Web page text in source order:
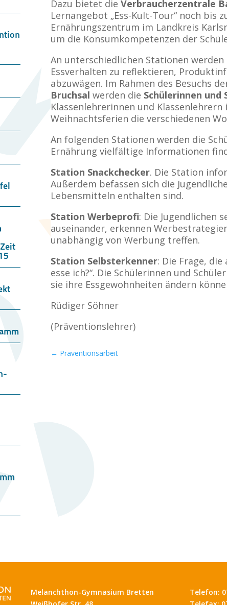
Dazu bietet die Verbraucherzentrale
Lernangebot „Ess-Kult-Tour“ noch bis
Ernährungszentrum im Landkreis
um die Konsumkompetenzen der
An unterschiedlichen Stationen
Essverhalten zu reflektieren,
abzuwägen. Im Rahmen des Besuchs
Bruchsal werden die Schülerinnen und
Klassenlehrerinnen und
Weihnachtsferien die verschiedenen
An folgenden Stationen werden die
Ernährung vielfältige Informationen
Station Snackchecker. Die Station
Außerdem befassen sich die
Lebensmitteln enthalten sind.
Station Werbeprofi: Die Jugendlichen
auseinander, erkennen
unabhängig von Werbung treffen.
Station Selbsterkenner: Die Frage,
esse ich?“. Die Schülerinnen und
sie ihre Essgewohnheiten ändern
Rüdiger Söhner
(Präventionslehrer)
← Präventionsarbeit
Melanchthon-Gymnasium Bretten
Telefon: